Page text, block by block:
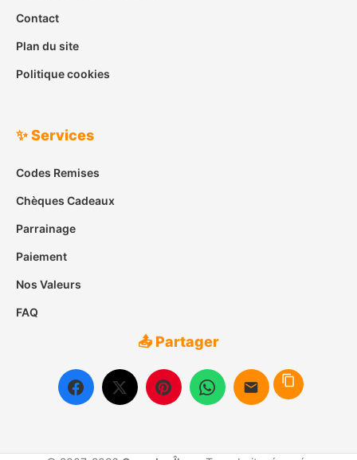
Contact
Plan du site
Politique cookies
✨ Services
Codes Remises
Chèques Cadeaux
Parrainage
Paiement
Nos Valeurs
FAQ
📤 Partager